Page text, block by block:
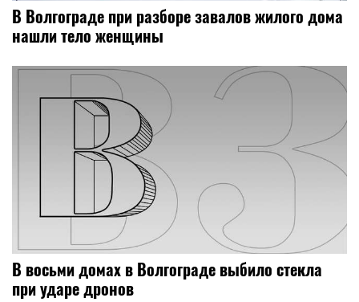
В Волгограде при разборе завалов жилого дома
нашли тело женщины
В восьми домах в Волгограде выбило стекла
при ударе дронов